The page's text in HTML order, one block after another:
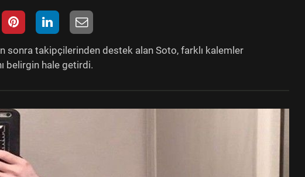
sonra takipçilerinden destek alan Soto, farklı kalemler
belirgin hale getirdi.